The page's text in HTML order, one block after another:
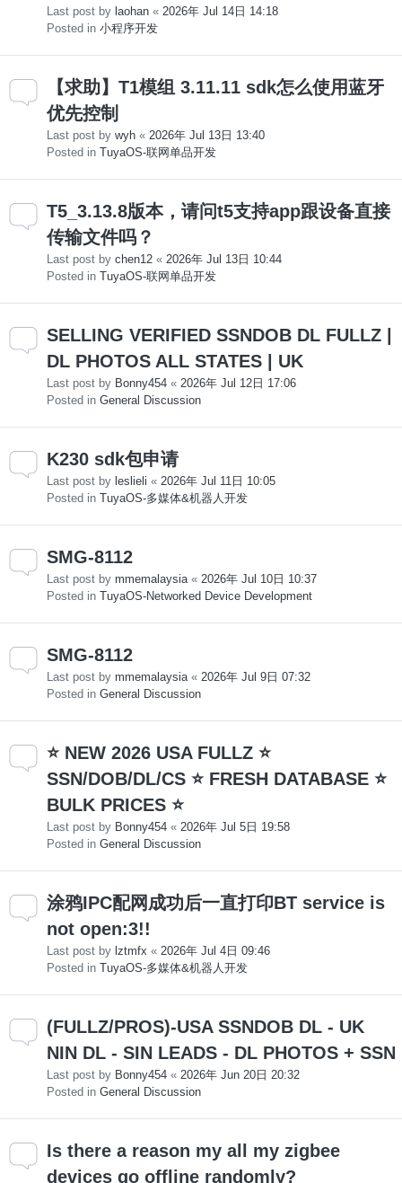
Last post by laohan « 2026年 Jul 14日 14:18
Posted in 小程序开发
【求助】T1模组 3.11.11 sdk怎么使用蓝牙
优先控制
Last post by wyh « 2026年 Jul 13日 13:40
Posted in TuyaOS-联网单品开发
T5_3.13.8版本，请问t5支持app跟设备直接
传输文件吗？
Last post by chen12 « 2026年 Jul 13日 10:44
Posted in TuyaOS-联网单品开发
SELLING VERIFIED SSNDOB DL FULLZ |
DL PHOTOS ALL STATES | UK
Last post by Bonny454 « 2026年 Jul 12日 17:06
Posted in General Discussion
K230 sdk包申请
Last post by leslieli « 2026年 Jul 11日 10:05
Posted in TuyaOS-多媒体&机器人开发
SMG-8112
Last post by mmemalaysia « 2026年 Jul 10日 10:37
Posted in TuyaOS-Networked Device Development
SMG-8112
Last post by mmemalaysia « 2026年 Jul 9日 07:32
Posted in General Discussion
⭐ NEW 2026 USA FULLZ ⭐
SSN/DOB/DL/CS ⭐ FRESH DATABASE ⭐
BULK PRICES ⭐
Last post by Bonny454 « 2026年 Jul 5日 19:58
Posted in General Discussion
涂鸦IPC配网成功后一直打印BT service is
not open:3!!
Last post by lztmfx « 2026年 Jul 4日 09:46
Posted in TuyaOS-多媒体&机器人开发
(FULLZ/PROS)-USA SSNDOB DL - UK
NIN DL - SIN LEADS - DL PHOTOS + SSN
Last post by Bonny454 « 2026年 Jun 20日 20:32
Posted in General Discussion
Is there a reason my all my zigbee
devices go offline randomly?